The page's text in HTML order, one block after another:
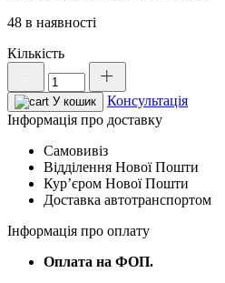
48 в наявності
Кількість
запірний
з
внутрішньою
зовнішньою
різьбами
3/4"
LIME
LE-
кількість
У кошик
Консультація
Інформація про доставку
Самовивіз
Відділення Нової Пошти
Курʼєром Нової Пошти
Доставка автотранспортом
Інформація про оплату
Оплата на ФОП.